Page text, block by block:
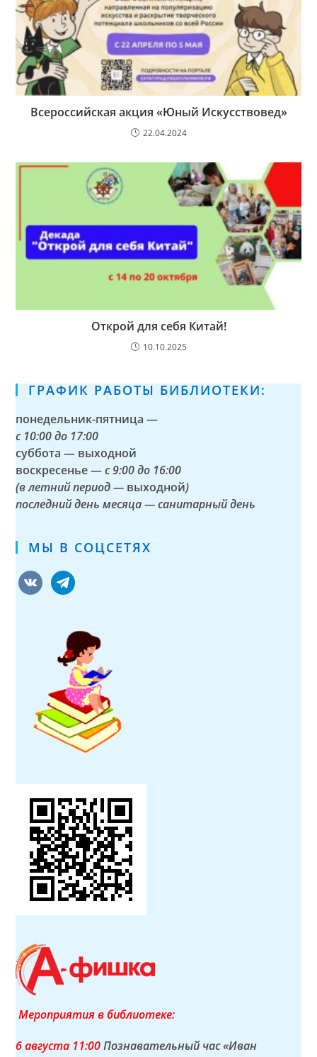
Всероссийская акция «Юный Искусствовед»
22.04.2024
Открой для себя Китай!
10.10.2025
ГРАФИК РАБОТЫ БИБЛИОТЕКИ:
понедельник-пятница —
с 10:00 до 17:00
суббота — выходной
воскресенье —с 9:00 до 16:00
(в летний период — выходной)
последний день месяца — санитарный день
МЫ В СОЦСЕТЯХ
vkontaktetelegram
Мероприятия в библиотеке:
6 августа 11:00Познавательный час «Иван